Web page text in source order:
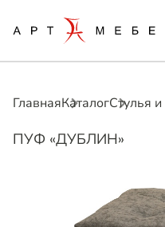
ГлавнаяКаталогСтулья
ПУФ «ДУБЛИН»